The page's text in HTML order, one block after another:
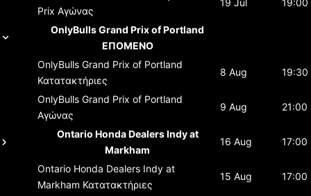
Prix Αγώνας
OnlyBulls Grand Prix of Portland
ΕΠΟΜΕΝΟ
OnlyBulls Grand Prix of Portland
Κατατακτήριες
8 Aug 19:30
OnlyBulls Grand Prix of Portland
Αγώνας
9 Aug 21:00
Ontario Honda Dealers Indy at
Markham
16 Aug 17:00
Ontario Honda Dealers Indy at
Markham Κατατακτήριες
15 Aug 17:00